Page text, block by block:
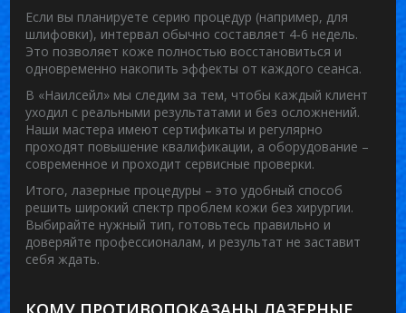
Если вы планируете серию процедур (например, для
шлифовки), интервал обычно составляет 4‑6 недель.
Это позволяет коже полностью восстановиться и
одновременно накопить эффекты от каждого сеанса.
В «Наилсейл» мы следим за тем, чтобы каждый клиент
уходил с реальными результатами и без осложнений.
Наши мастера имеют сертификаты и регулярно
проходят повышение квалификации, а оборудование –
современное и проходит сервисные проверки.
Итого, лазерные процедуры – это удобный способ
решить широкий спектр проблем кожи без хирургии.
Выбирайте нужный тип, готовьтесь правильно и
доверяйте профессионалам, и результат не заставит
себя ждать.